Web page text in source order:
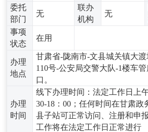
委托
部门
无
联办
机构
无
事项
状态
在用
办理
地点
甘肃省-陇南市-文县城关镇大
110号-公安局交警大队-1楼车
口。
办理
时间
线下办理时间：法定工作日上午
30-18：00；任何时间在甘肃政
县子站可正常访问、注册和申
工作将在法定工作日正常进行